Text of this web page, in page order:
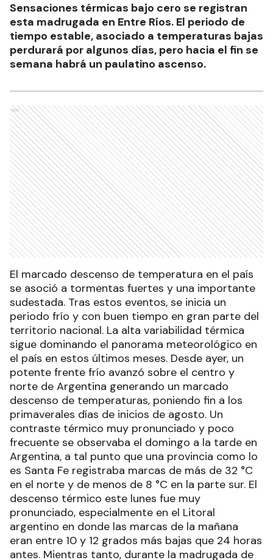
Sensaciones térmicas bajo cero se registran
esta madrugada en Entre Ríos. El periodo de
tiempo estable, asociado a temperaturas bajas
perdurará por algunos días, pero hacia el fin se
semana habrá un paulatino ascenso.
Ads
El marcado descenso de temperatura en el país
se asoció a tormentas fuertes y una importante
sudestada. Tras estos eventos, se inicia un
periodo frío y con buen tiempo en gran parte del
territorio nacional. La alta variabilidad térmica
sigue dominando el panorama meteorológico en
el país en estos últimos meses. Desde ayer, un
potente frente frío avanzó sobre el centro y
norte de Argentina generando un marcado
descenso de temperaturas, poniendo fin a los
primaverales días de inicios de agosto. Un
contraste térmico muy pronunciado y poco
frecuente se observaba el domingo a la tarde en
Argentina, a tal punto que una provincia como lo
es Santa Fe registraba marcas de más de 32 °C
en el norte y de menos de 8 °C en la parte sur. El
descenso térmico este lunes fue muy
pronunciado, especialmente en el Litoral
argentino en donde las marcas de la mañana
eran entre 10 y 12 grados más bajas que 24 horas
antes. Mientras tanto, durante la madrugada de